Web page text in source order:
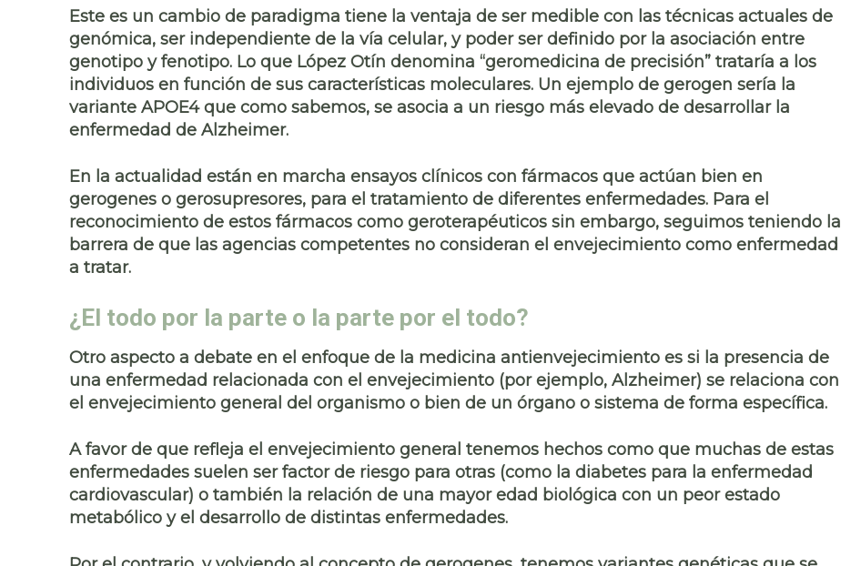
Este es un cambio de paradigma tiene la ventaja de ser medible con las técnicas actuales de
genómica, ser independiente de la vía celular, y poder ser definido por la asociación entre
genotipo y fenotipo. Lo que López Otín denomina “geromedicina de precisión” trataría a los
individuos en función de sus características moleculares. Un ejemplo de gerogen sería la
variante APOE4que como sabemos, se asocia a un riesgo más elevado de desarrollar la
enfermedad de Alzheimer.
En la actualidad están en marcha ensayos clínicos con fármacos que actúan bien en
gerogenes o gerosupresores, para el tratamiento de diferentes enfermedades. Para el
reconocimiento de estos fármacos como geroterapéuticos sin embargo, seguimos teniendo la
barrera de que las agencias competentes no consideran el envejecimiento como enfermedad
a tratar.
¿El todo por la parte o la parte por el todo?
Otro aspecto a debate en el enfoque de la medicina antienvejecimiento es si la presencia de
una enfermedad relacionada con el envejecimiento (por ejemplo, Alzheimer) se relaciona con
el envejecimiento general del organismo o bien de un órgano o sistema de forma específica.
A favor de que refleja el envejecimiento general tenemos hechos como que muchas de estas
enfermedades suelen serfactor de riesgo para otras (como la diabetes para la enfermedad
cardiovascular) o también la relación de una mayoredad biológica con un peor estado
metabólico y el desarrollo de distintas enfermedades.